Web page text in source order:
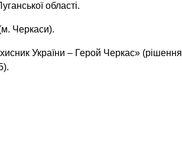
області.
Черкаси).
України – Герой Черкас» (рішення